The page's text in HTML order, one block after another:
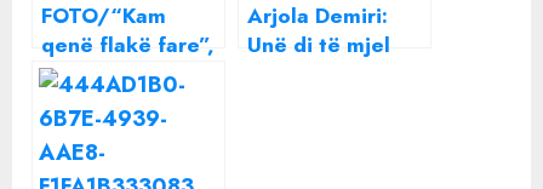
FOTO/“Kam
qenë flakë fare”,
Arjola Demiri
ndan fotot e
rralla kur ishte në
të 20-at e saj
Arjola Demiri:
Unë di të mjel